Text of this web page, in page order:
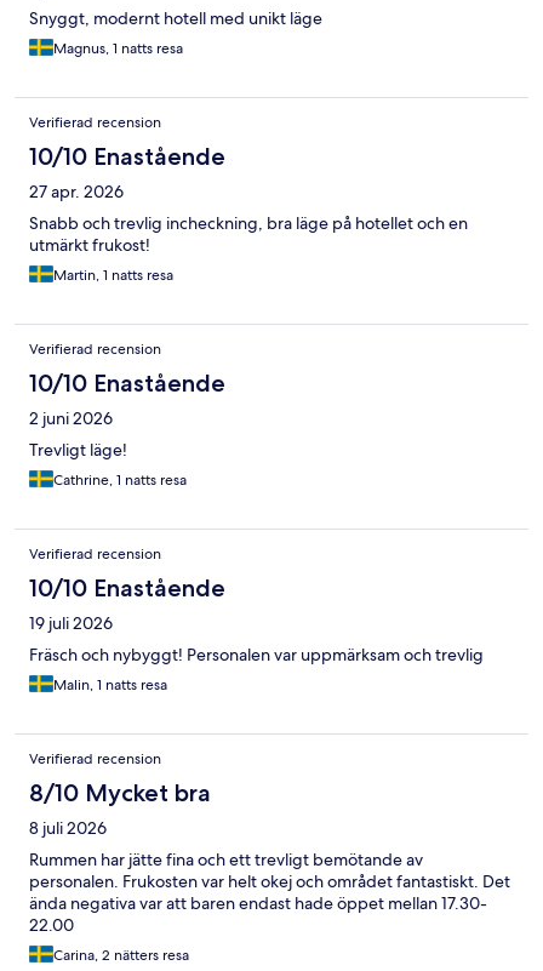
Snyggt, modernt hotell med unikt läge
Magnus, 1 natts resa
Verifierad recension
10/10 Enastående
27 apr. 2026
Snabb och trevlig incheckning, bra läge på hotellet och en
utmärkt frukost!
Martin, 1 natts resa
Verifierad recension
10/10 Enastående
2 juni 2026
Trevligt läge!
Cathrine, 1 natts resa
Verifierad recension
10/10 Enastående
19 juli 2026
Fräsch och nybyggt! Personalen var uppmärksam och trevlig
Malin, 1 natts resa
Verifierad recension
8/10 Mycket bra
8 juli 2026
Rummen har jätte fina och ett trevligt bemötande av
personalen. Frukosten var helt okej och området fantastiskt. Det
ända negativa var att baren endast hade öppet mellan 17.30-
22.00
Carina, 2 nätters resa